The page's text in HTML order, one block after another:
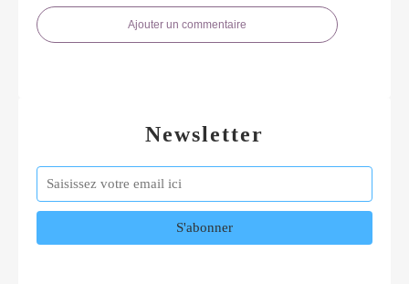
Ajouter un commentaire
Newsletter